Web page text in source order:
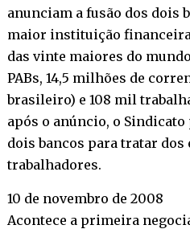
anunciam a fusão dos dois
maior instituição
das vinte maiores do
PABs, 14,5 milhões de
brasileiro) e 108 mil
após o anúncio, o
dois bancos para tratar
trabalhadores.
10 de novembro de 2008
Acontece a primeira